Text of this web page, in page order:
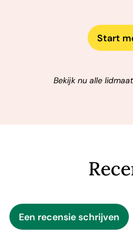
Start
Bekijk nu alle
Een recensie schrijven